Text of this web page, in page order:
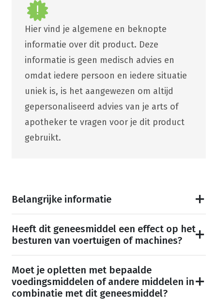
Hier vind je algemene en beknopte
informatie over dit product. Deze
informatie is geen medisch advies en
omdat iedere persoon en iedere situatie
uniek is, is het aangewezen om altijd
gepersonaliseerd advies van je arts of
apotheker te vragen voor je dit product
gebruikt.
Belangrijke informatie
Heeft dit geneesmiddel een effect op het
besturen van voertuigen of machines?
Moet je opletten met bepaalde
voedingsmiddelen of andere middelen in
combinatie met dit geneesmiddel?